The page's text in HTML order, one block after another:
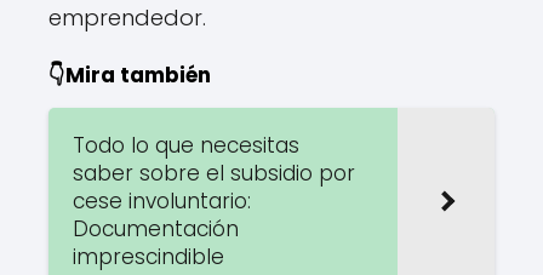
emprendedor.
👇Mira también
Todo lo que necesitas
saber sobre el subsidio por
cese involuntario:
Documentación
imprescindible